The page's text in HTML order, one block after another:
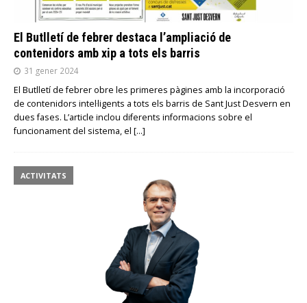
El Butlletí de febrer destaca l’ampliació de
contenidors amb xip a tots els barris
31 gener 2024
El Butlletí de febrer obre les primeres pàgines amb la incorporació
de contenidors intel·ligents a tots els barris de Sant Just Desvern en
dues fases. L’article inclou diferents informacions sobre el
funcionament del sistema, el […]
ACTIVITATS